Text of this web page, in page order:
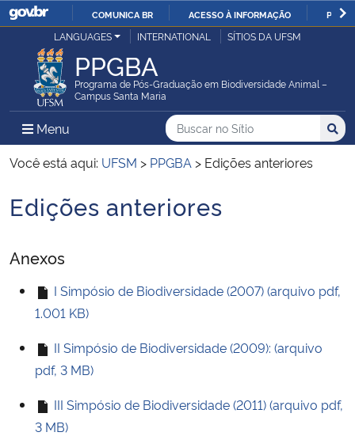
IR
O
COMUNICA BR ACESSO À INFORMAÇÃO
Ministério da Justiça e Segurança Pública
Ministério da Defesa
Ministério das Relações Exteriores
Ministério da Economia
Ministério da Agricultura, Pecuária e Abastecimento
Ministério da Cidadania
Ministério da Saúde
LANGUAGES INTERNATIONAL SÍTIOS DA UFSM
PPGBA
Programa de Pós-Graduação em Biodiversidade Animal –
Campus Santa Maria
Menu Menu Principal do Sítio
Busca
Buscar no no Sítio
Busca:
Você está aqui: UFSM > PPGBA > Edições anteriores
Início do conteúdo
Edições anteriores
Anexos
I Simpósio de Biodiversidade (2007) (arquivo pdf,
1.001 KB)
II Simpósio de Biodiversidade (2009): (arquivo
pdf, 3 MB)
III Simpósio de Biodiversidade (2011) (arquivo pdf,
3 MB)